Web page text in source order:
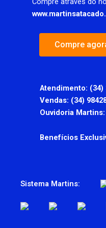
Compre
Atendimento: (34)
Vendas: (34)
Ouvidoria Martins:
Benefícios
Sistema Martins: